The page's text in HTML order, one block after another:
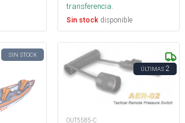
transferencia.
Sin stock disponible
SIN STOCK
ÚLTIMAS2
OUT5585-C